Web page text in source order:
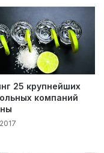
25 крупнейших
компаний